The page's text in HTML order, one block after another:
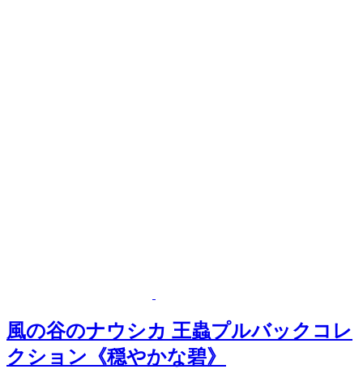
風の谷のナウシカ 王蟲プルバックコレ
クション《穏やかな碧》